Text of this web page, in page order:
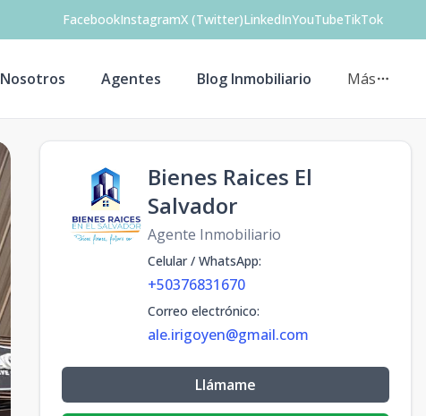
FacebookInstagramX (Twitter)LinkedInYouTubeTikTok
Nosotros Agentes Blog Inmobiliario Más
Bienes Raices El
Salvador
Agente Inmobiliario
Celular / WhatsApp:
+50376831670
Correo electrónico:
ale.irigoyen@gmail.com
Llámame